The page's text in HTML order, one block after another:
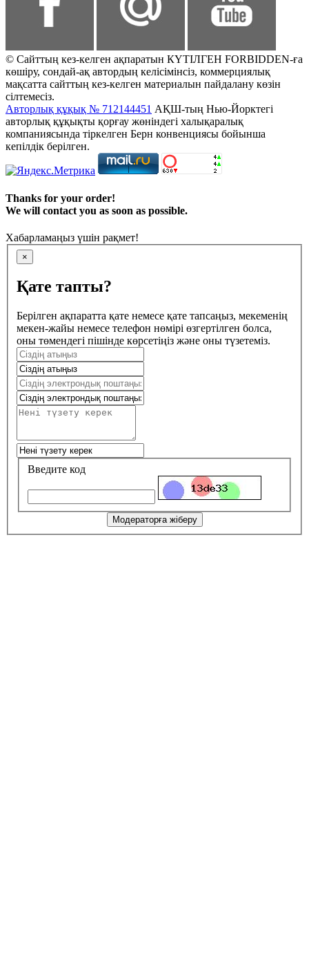
© Сайттың кез-келген ақпаратын КҮТІЛГЕН FORBIDDEN-ға
көшіру, сондай-ақ автордың келісімінсіз, коммерциялық
мақсатта сайттың кез-келген материалын пайдалану көзін
сілтемесіз.
Авторлық құқық № 712144451 АҚШ-тың Нью-Йорктегі
авторлық құқықты қорғау жөніндегі халықаралық
компаниясында тіркелген Берн конвенциясы бойынша
кепілдік берілген.
Thanks for your order!
We will contact you as soon as possible.
Хабарламаңыз үшін рақмет!
×
Қате тапты?
Берілген ақпаратта қате немесе қате тапсаңыз, мекеменің
мекен-жайы немесе телефон нөмірі өзгертілген болса,
оны төмендегі пішінде көрсетіңіз және оны түзетеміз.
Введите код
Модераторға жіберу